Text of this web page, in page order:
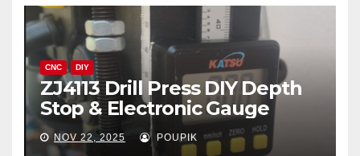
CNC DIY
ZJ4113 Drill Press DIY Depth
Stop & Electronic Gauge
NOV 22, 2025 POUPIK